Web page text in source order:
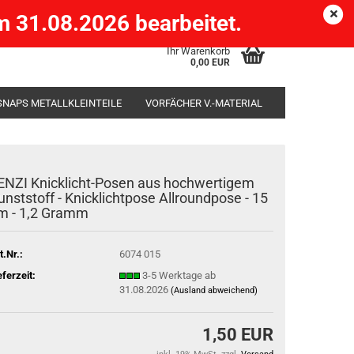
) Kundenlogin
Ihr Warenkorb
0,00 EUR
31.08.2026 bearbeitet.
METALLKLEINTEILE VORFÄCHER V.-MATERIAL
Knicklicht-Posen aus hochwertigem
- Knicklichtpose Allroundpose - 15
- 1,2 Gramm
6074 015
3-5 Werktage ab
31.08.2026 (Ausland abweichend)
1,50 EUR